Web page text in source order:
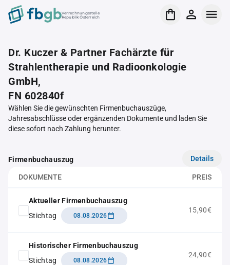
Verrechnungsstelle
Republik Österreich
Dr. Kuczer & Partner Fachärzte für
Strahlentherapie und Radioonkologie
GmbH,
FN 602840f
Wählen Sie die gewünschten Firmenbuchauszüge,
Jahresabschlüsse oder ergänzenden Dokumente und laden Sie
diese sofort nach Zahlung herunter.
Firmenbuchauszug Details
DOKUMENTE PREIS
Aktueller Firmenbuchauszug
Stichtag
08.08.2026
15,90€
Historischer Firmenbuchauszug
Stichtag
08.08.2026
24,90€